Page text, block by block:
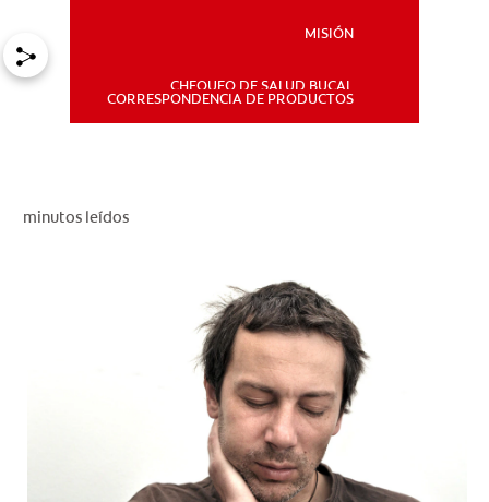
PARA PROFESIONALES
DÓNDE COMPRAR
MISIÓN
CHEQUEO DE SALUD BUCAL
CORRESPONDENCIA DE PRODUCTOS
minutos leídos